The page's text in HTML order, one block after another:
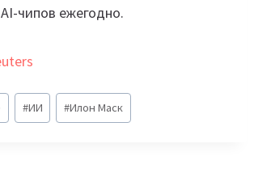
чипов ежегодно.
#ИИ #Илон Маск